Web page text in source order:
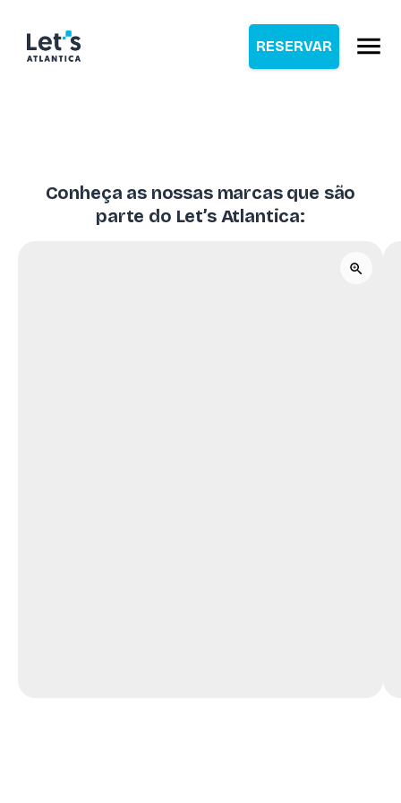
RESERVAR
Conheça as nossas marcas que são
parte do Let’s Atlantica: